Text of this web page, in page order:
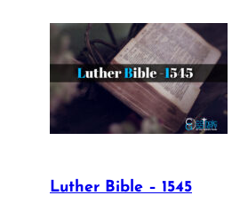
Luther Bible – 1545